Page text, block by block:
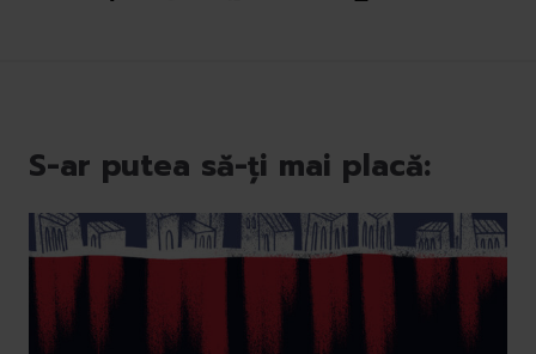
S-ar putea să-ți mai placă: